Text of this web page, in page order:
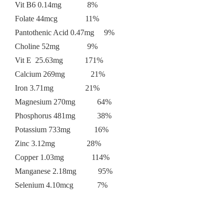
Vit B6 0.14mg 8%
Folate 44mcg 11%
Pantothenic Acid 0.47mg 9%
Choline 52mg 9%
Vit E 25.63mg 171%
Calcium 269mg 21%
Iron 3.71mg 21%
Magnesium 270mg 64%
Phosphorus 481mg 38%
Potassium 733mg 16%
Zinc 3.12mg 28%
Copper 1.03mg 114%
Manganese 2.18mg 95%
Selenium 4.10mcg 7%